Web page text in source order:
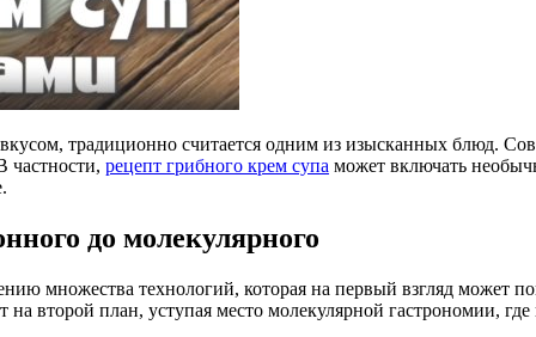
традиционно считается одним из изысканных блюд.
частности, рецепт грибного крем супа может включать
до молекулярного
множества технологий, которая на первый взгляд может
второй план, уступая место молекулярной гастрономии, где